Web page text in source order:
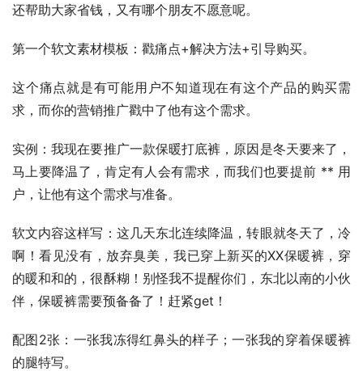
还帮助大家省钱，又有哪个朋友不愿意呢。
第一个软文素材模板：戳痛点+解决方法+引导购买。
这个痛点就是有可能用户不知道现在有这个产品的购买需
求，而你的营销推广戳中了他有这个需求。
实例：我现在要推广一款保暖打底裤，原因是冬天要来了，
马上要降温了，肯定有人会有需求，而我们也要提前 ** 用
户，让他有这个需求与准备。
软文内容这样写：这几天东北连续降温，转眼就冬天了，冷
啊！看见没有，放弃臭美，我已穿上新买的XX保暖裤，穿
的暖和和的，很酥糊！别怪我不提醒你们，东北以南的小伙
伴，保暖裤需要预备备了！赶紧get！
配图2张：一张我冻得红鼻头的样子；一张我的穿着保暖裤
的腿特写。